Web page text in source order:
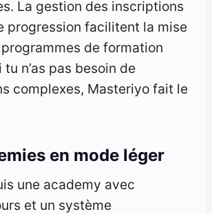
La gestion des inscriptions
progression facilitent la mise
de formation
n’as pas besoin de
complexes, Masteriyo fait le
en mode léger
une academy avec
et un système